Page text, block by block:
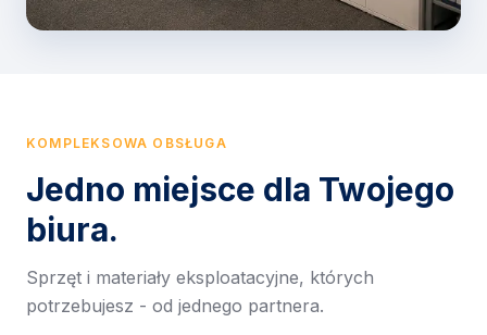
KOMPLEKSOWA OBSŁUGA
Jedno miejsce dla Twojego
biura.
Sprzęt i materiały eksploatacyjne, których
potrzebujesz - od jednego partnera.